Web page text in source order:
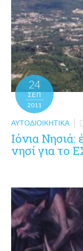
24
ΣΕΠ
2011
ΑΥΤΟΔΙΟΙΚΗΤΙΚΆ
Ιόνια Νησιά:
νησί για το